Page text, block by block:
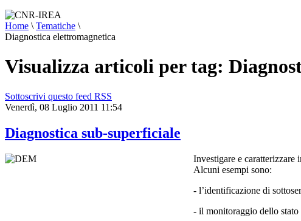
Home \ Tematiche \
Diagnostica elettromagnetica
Visualizza articoli per tag:
Sottoscrivi questo feed RSS
Venerdì, 08 Luglio 2011 11:54
Diagnostica sub-superficiale
Investigare e
Alcuni esempi sono:
- l’identificazione di
- il monitoraggio dello stato